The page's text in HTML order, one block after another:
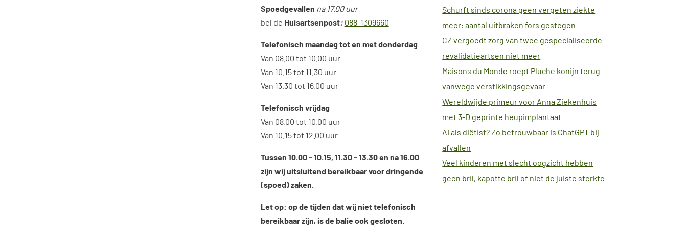
Spoedgevallen na 17.00 uur
bel de Huisartsenpost: 088-1309660
Telefonisch maandag tot en met donderdag
Van 08.00 tot 10.00 uur
Van 10.15 tot 11.30 uur
Van 13.30 tot 16.00 uur
Telefonisch vrijdag
Van 08.00 tot 10.00 uur
Van 10.15 tot 12.00 uur
Tussen 10.00 - 10.15, 11.30 - 13.30 en na 16.00
zijn wij uitsluitend bereikbaar voor dringende
(spoed) zaken.
Let op: op de tijden dat wij niet telefonisch
bereikbaar zijn, is de balie ook gesloten.
Schurft sinds corona geen vergeten ziekte
meer: aantal uitbraken fors gestegen
CZ vergoedt zorg van twee gespecialiseerde
revalidatieartsen niet meer
Maisons du Monde roept Pluche konijn terug
vanwege verstikkingsgevaar
Wereldwijde primeur voor Anna Ziekenhuis
met 3-D geprinte heupimplantaat
AI als diëtist? Zo betrouwbaar is ChatGPT bij
afvallen
Veel kinderen met slecht oogzicht hebben
geen bril, kapotte bril of niet de juiste sterkte